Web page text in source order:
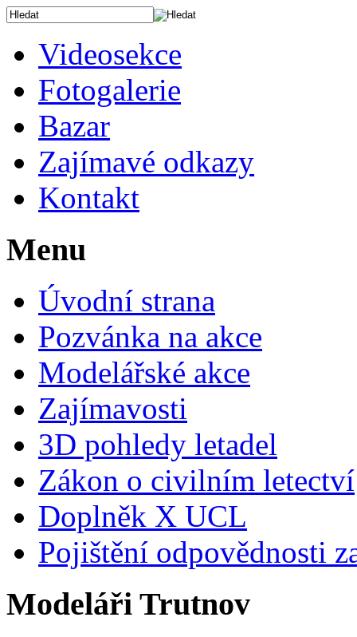
Videosekce
Fotogalerie
Bazar
Zajímavé odkazy
Kontakt
Menu
Úvodní strana
Pozvánka na akce
Modelářské akce
Zajímavosti
3D pohledy letadel
Zákon o civilním letectví
Doplněk X UCL
Pojištění odpovědnosti
Modeláři Trutnov